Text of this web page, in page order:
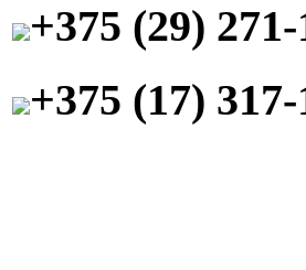
+375 (29)
+375 (17)